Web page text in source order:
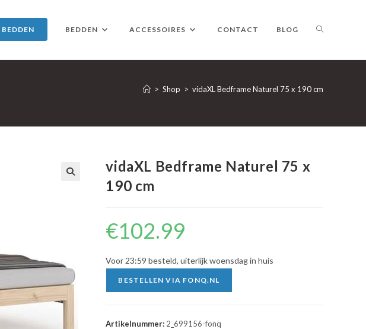
BEDDEN BEDDEN ACCESSOIRES CONTACT BLOG TOGGLE
WEBSITE
> Shop > vidaXL Bedframe Naturel 75 x 190 cm
vidaXL Bedframe Naturel 75 x
190 cm
€102.99
Voor 23:59 besteld, uiterlijk woensdag in huis
BESTELLEN VIA FONQ.NL
Artikelnummer: 2_699156-fonq